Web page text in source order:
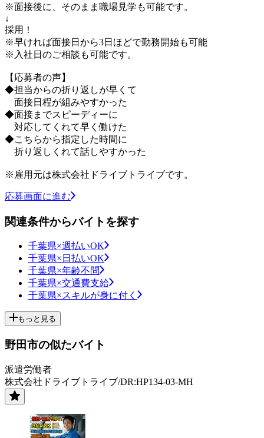
※面接後に、そのまま職場見学も可能です。
↓
採用！
※早ければ面接日から3日ほどで勤務開始も可能
※入社日のご相談も可能です。
【応募者の声】
◆担当からの折り返しが早くて
面接日程が組みやすかった
◆面接までスピーディーに
対応してくれて早く働けた
◆こちらから指定した時間に
折り返しくれて話しやすかった
※雇用元は株式会社ドライブトライブです。
応募画面に進む
関連条件からバイトを探す
千葉県×週払いOK
千葉県×日払いOK
千葉県×年齢不問
千葉県×交通費支給
千葉県×スキルが身に付く
もっと見る
野田市の似たバイト
派遣労働者
株式会社ドライブトライブ/DR:HP134-03-MH